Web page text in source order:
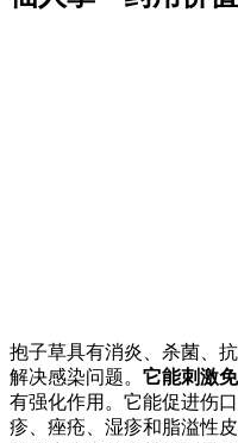
抱子草具有消炎、杀菌、
解决感染问题。 它能刺激
有强化作用。它能促进伤
疹、痤疮、湿疹和脂溢性